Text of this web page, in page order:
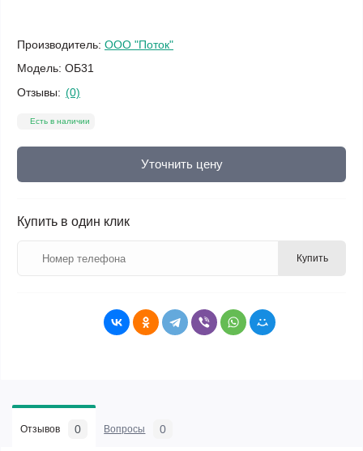
Производитель: ООО "Поток"
Модель: ОБ31
Отзывы: (0)
Есть в наличии
Уточнить цену
Купить в один клик
Купить
Отзывов 0 Вопросы 0